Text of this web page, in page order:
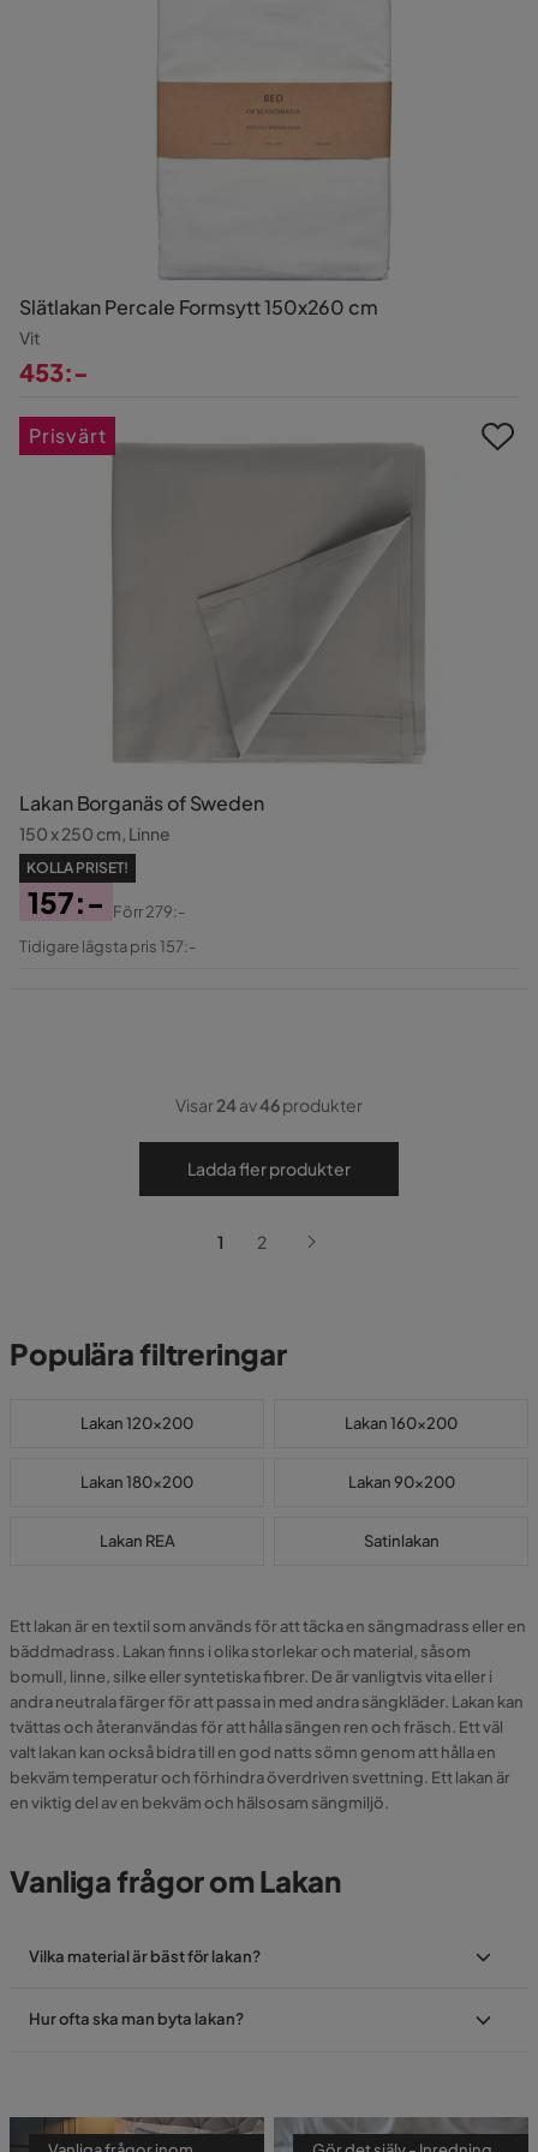
Slätlakan Percale Formsytt 150x260 cm
Vit
453:-
Lakan Borganäs of Sweden
150 x 250 cm, Linne
KOLLA PRISET!
Pris
157:-
Original
Förr279:-
Tidigare lägsta pris 157:-
Prisvärt
Visar24av46produkter
Ladda fler produkter
1 2
Populära filtreringar
Lakan 120x200 Lakan 160x200
Lakan 180x200 Lakan 90x200
Lakan REA Satinlakan
Ett lakan är en textil som används för att täcka en sängmadrass eller en
bäddmadrass. Lakan finns i olika storlekar och material, såsom
bomull, linne, silke eller syntetiska fibrer. De är vanligtvis vita eller i
andra neutrala färger för att passa in med andra sängkläder. Lakan kan
tvättas och återanvändas för att hålla sängen ren och fräsch. Ett väl
valt lakan kan också bidra till en god natts sömn genom att hålla en
bekväm temperatur och förhindra överdriven svettning. Ett lakan är
en viktig del av en bekväm och hälsosam sängmiljö.
Vanliga frågor om Lakan
Vilka material är bäst för lakan?
Hur ofta ska man byta lakan?